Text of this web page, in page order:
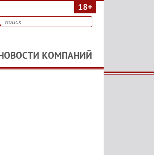
18+
КОМПАНИЙ